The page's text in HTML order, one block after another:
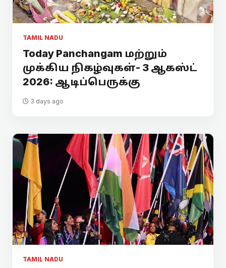
TAMIL NADU
Today Panchangam மற்றும்
முக்கிய நிகழ்வுகள்- 3 ஆகஸ்ட்
2026: ஆடிப்பெருக்கு
3 days ago
TAMIL NADU